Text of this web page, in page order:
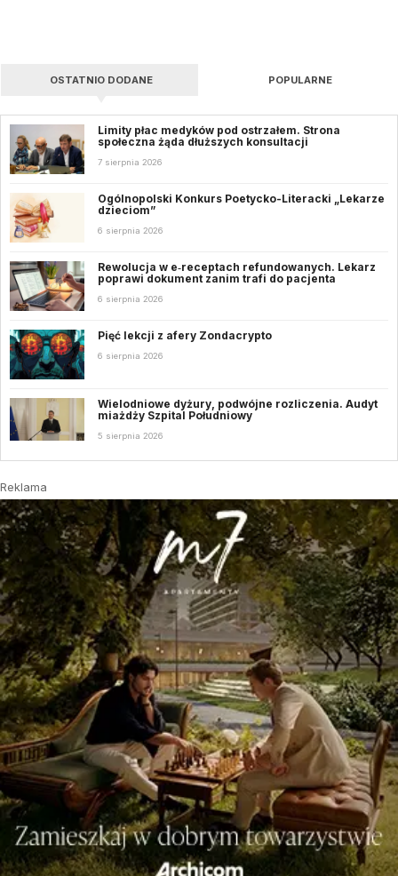
OSTATNIO DODANE POPULARNE
Limity płac medyków pod ostrzałem. Strona
społeczna żąda dłuższych konsultacji
7 sierpnia 2026
Ogólnopolski Konkurs Poetycko-Literacki „Lekarze
dzieciom”
6 sierpnia 2026
Rewolucja w e‑receptach refundowanych. Lekarz
poprawi dokument zanim trafi do pacjenta
6 sierpnia 2026
Pięć lekcji z afery Zondacrypto
6 sierpnia 2026
Wielodniowe dyżury, podwójne rozliczenia. Audyt
miażdży Szpital Południowy
5 sierpnia 2026
Reklama